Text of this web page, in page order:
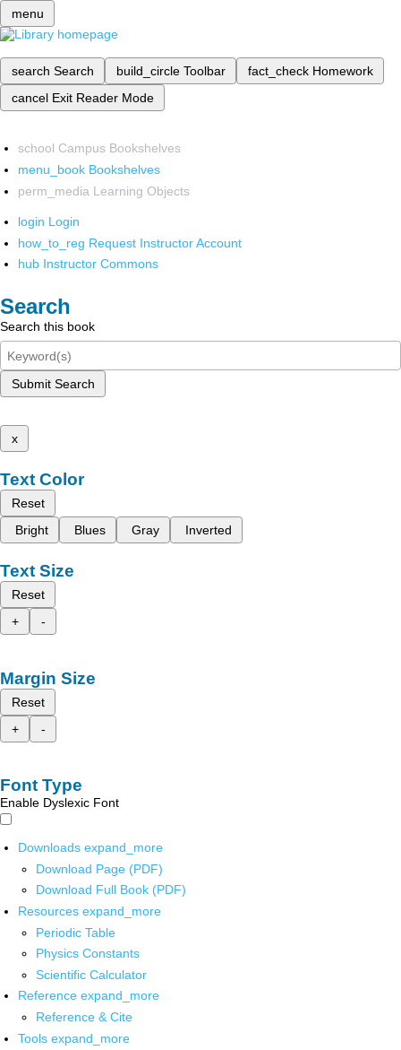
menu
search Search build_circle Toolbar fact_check Homework
cancel Exit Reader Mode
school Campus Bookshelves
menu_book Bookshelves
perm_media Learning Objects
login Login
how_to_reg Request Instructor Account
hub Instructor Commons
Search
Search this book
Submit Search
x
Text Color
Reset
Bright
Blues Gray Inverted
Text Size
Reset
+
-
Margin Size
Reset
+
-
Font Type
Enable Dyslexic Font
Downloads expand_more
Download Page (PDF)
Download Full Book (PDF)
Resources expand_more
Periodic Table
Physics Constants
Scientific Calculator
Reference expand_more
Reference & Cite
Tools expand_more